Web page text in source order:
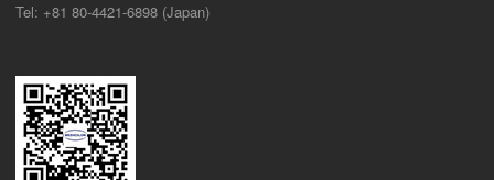
Tel: +81 80-4421-6898 (Japan)